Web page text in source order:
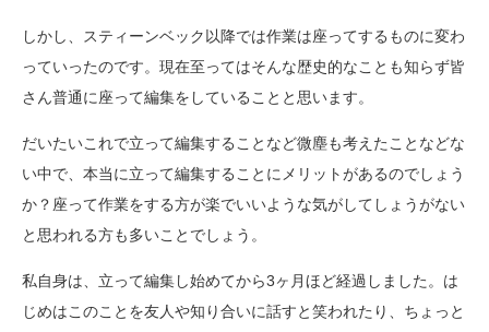
しかし、スティーンベック以降では作業は座ってするものに変わ
っていったのです。現在至ってはそんな歴史的なことも知らず皆
さん普通に座って編集をしていることと思います。
だいたいこれで立って編集することなど微塵も考えたことなどな
い中で、本当に立って編集することにメリットがあるのでしょう
か？座って作業をする方が楽でいいような気がしてしょうがない
と思われる方も多いことでしょう。
私自身は、立って編集し始めてから3ヶ月ほど経過しました。は
じめはこのことを友人や知り合いに話すと笑われたり、ちょっと